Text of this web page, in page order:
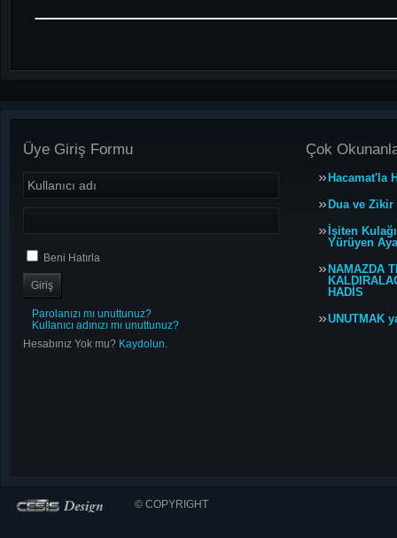
Üye Giriş Formu
Beni Hatırla
Parolanızı mı unuttunuz?
Kullanıcı adınızı mı unuttunuz?
Hesabınız Yok mu? Kaydolun.
Çok
Hacamat'la
Dua ve
İşiten
Yürüyen
NAMAZDA
HADİS
UNUTMAK
© COPYRIGHT